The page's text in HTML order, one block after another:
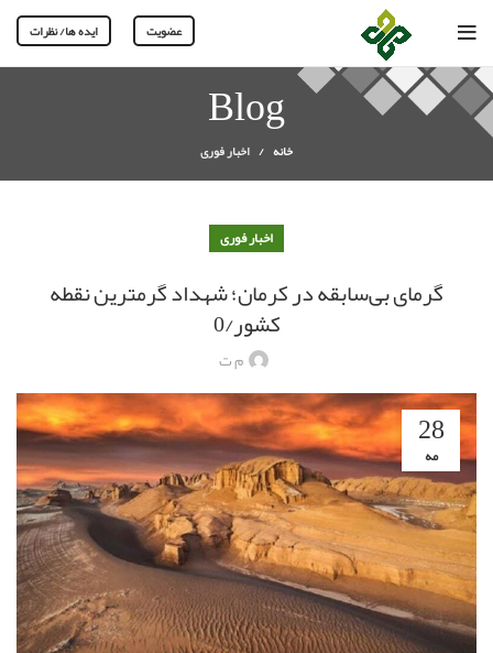
عضویت ایده ها/ نظرات
Blog
خانه اخبار فوری
اخبار فوری
گرمای بی‌سابقه در کرمان؛ شهداد گرمترین نقطه
کشور/0
م ت
28
مه